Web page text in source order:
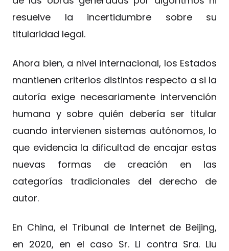
resuelve la incertidumbre sobre su
titularidad legal.
Ahora bien, a nivel internacional, los Estados
mantienen criterios distintos respecto a si la
autoría exige necesariamente intervención
humana y sobre quién debería ser titular
cuando intervienen sistemas autónomos, lo
que evidencia la dificultad de encajar estas
nuevas formas de creación en las
categorías tradicionales del derecho de
autor.
En China, el Tribunal de Internet de Beijing,
en 2020, en el caso Sr. Li contra Sra. Liu